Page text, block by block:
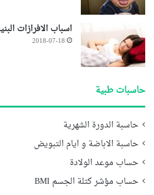
اسباب الافرازات
2018-07-18
حاسبات طبية
حاسبة الدورة الشهرية
حاسبة الاباضة و ايام التبويض
حساب موعد الولادة
حساب مؤشر كتلة الجسم BMI